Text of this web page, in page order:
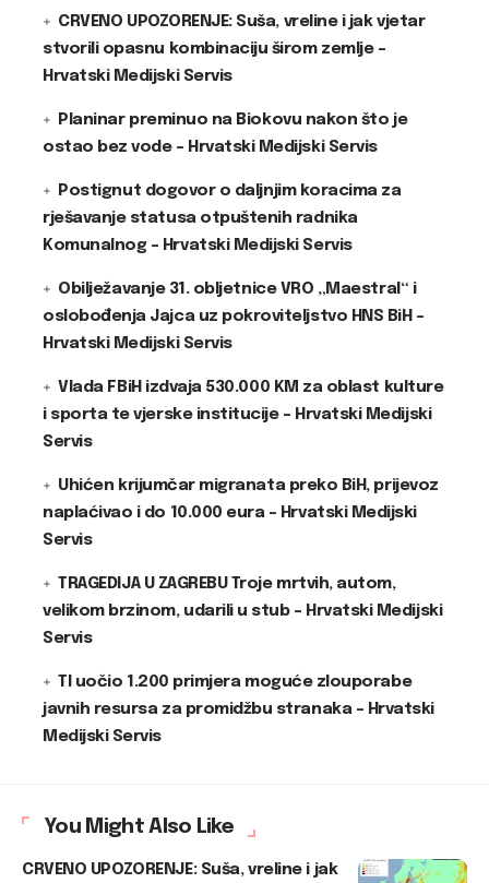
CRVENO UPOZORENJE: Suša, vreline i jak vjetar
stvorili opasnu kombinaciju širom zemlje –
Hrvatski Medijski Servis
Planinar preminuo na Biokovu nakon što je
ostao bez vode – Hrvatski Medijski Servis
Postignut dogovor o daljnjim koracima za
rješavanje statusa otpuštenih radnika
Komunalnog – Hrvatski Medijski Servis
Obilježavanje 31. obljetnice VRO „Maestral“ i
oslobođenja Jajca uz pokroviteljstvo HNS BiH –
Hrvatski Medijski Servis
Vlada FBiH izdvaja 530.000 KM za oblast kulture
i sporta te vjerske institucije – Hrvatski Medijski
Servis
Uhićen krijumčar migranata preko BiH, prijevoz
naplaćivao i do 10.000 eura – Hrvatski Medijski
Servis
TRAGEDIJA U ZAGREBU Troje mrtvih, autom,
velikom brzinom, udarili u stub – Hrvatski Medijski
Servis
TI uočio 1.200 primjera moguće zlouporabe
javnih resursa za promidžbu stranaka – Hrvatski
Medijski Servis
You Might Also Like
CRVENO UPOZORENJE: Suša, vreline i jak